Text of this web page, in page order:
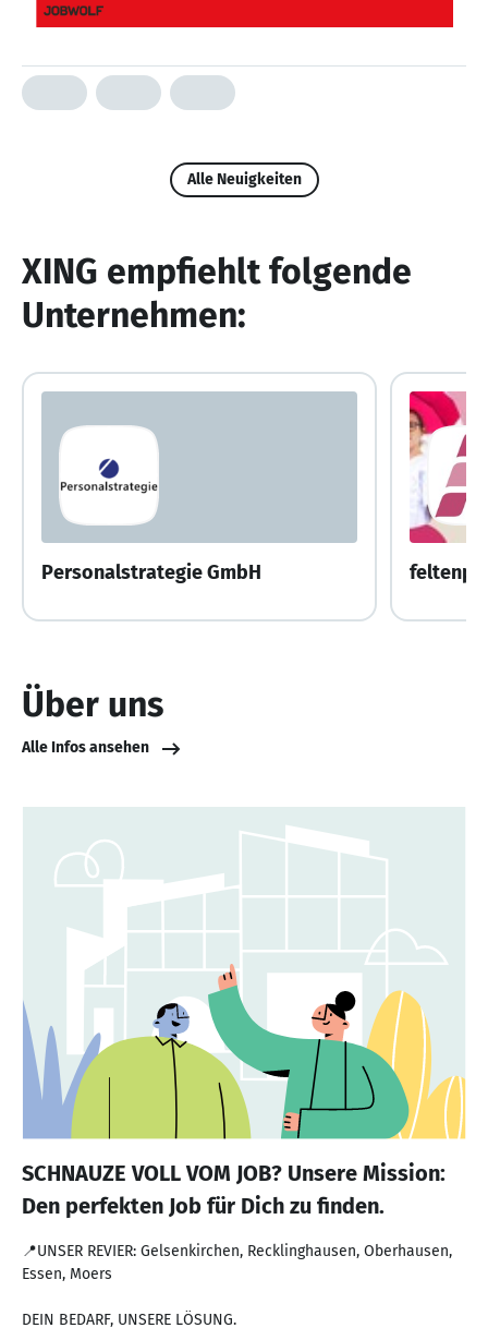
Alle Neuigkeiten
XING empfiehlt folgende
Unternehmen:
Personalstrategie GmbH
Über uns
Alle Infos ansehen
SCHNAUZE VOLL VOM JOB? Unsere Mission:
Den perfekten Job für Dich zu finden.
📍UNSER REVIER: Gelsenkirchen, Recklinghausen, Oberhausen,
Essen, Moers
DEIN BEDARF, UNSERE LÖSUNG.